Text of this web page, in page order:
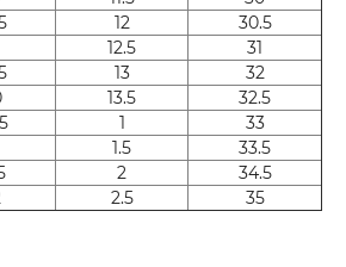
12
30.5
12.5
31
13
32
13.5
32.5
1
33
1.5
33.5
2
34.5
2.5 35